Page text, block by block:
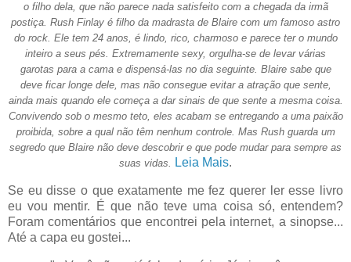
o filho dela, que não parece nada satisfeito com a chegada da irmã
postiça. Rush Finlay é filho da madrasta de Blaire com um famoso astro
do rock. Ele tem 24 anos, é lindo, rico, charmoso e parece ter o mundo
inteiro a seus pés. Extremamente sexy, orgulha-se de levar várias
garotas para a cama e dispensá-las no dia seguinte. Blaire sabe que
deve ficar longe dele, mas não consegue evitar a atração que sente,
ainda mais quando ele começa a dar sinais de que sente a mesma coisa.
Convivendo sob o mesmo teto, eles acabam se entregando a uma paixão
proibida, sobre a qual não têm nenhum controle. Mas Rush guarda um
segredo que Blaire não deve descobrir e que pode mudar para sempre as
suas vidas. Leia Mais.
Se eu disse o que exatamente me fez querer ler esse livro
eu vou mentir. É que não teve uma coisa só, entendem?
Foram comentários que encontrei pela internet, a sinopse...
Até a capa eu gostei...